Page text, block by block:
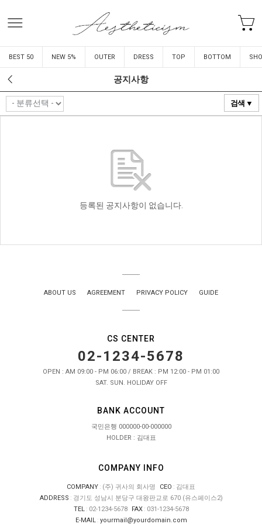
BEST 50 NEW 5% OUTER DRESS TOP BOTTOM
공지사항
검색 ▼
등록된 공지사항이 없습니다.
ABOUT US AGREEMENT PRIVACY POLICY GUIDE
CS CENTER
02-1234-5678
OPEN : AM 09:00 - PM 06:00 / BREAK : PM 12:00 - PM 01:00
SAT. SUN. HOLIDAY OFF
BANK ACCOUNT
국민은행 000000-00-000000
HOLDER : 김대표
COMPANY INFO
COMPANY : (주) 귀사의 회사명 CEO : 김대표
ADDRESS : 경기도 성남시 분당구 대왕판교로 670 (유스페이스2)
TEL : 02-1234-5678 FAX : 031-1234-5678
E-MAIL : yourmail@yourdomain.com